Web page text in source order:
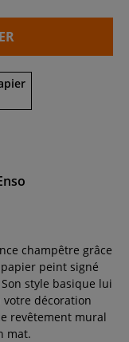
champêtre grâce
peint signé
style basique lui
décoration
revêtement mural
mat.